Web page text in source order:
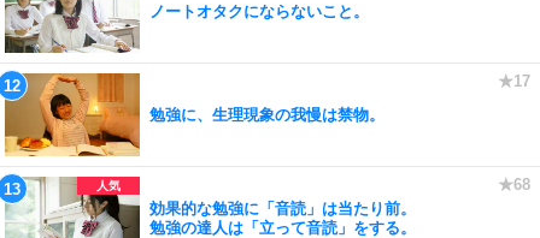
ノートオタクにならないこと。
勉強に、生理現象の我慢は禁物。
効果的な勉強に「音読」は当たり前。
勉強の達人は「立って音読」をする。